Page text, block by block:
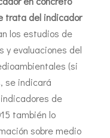
trata del indicador
los estudios de
y evaluaciones del
(si
se indicará
de
también lo
sobre medio